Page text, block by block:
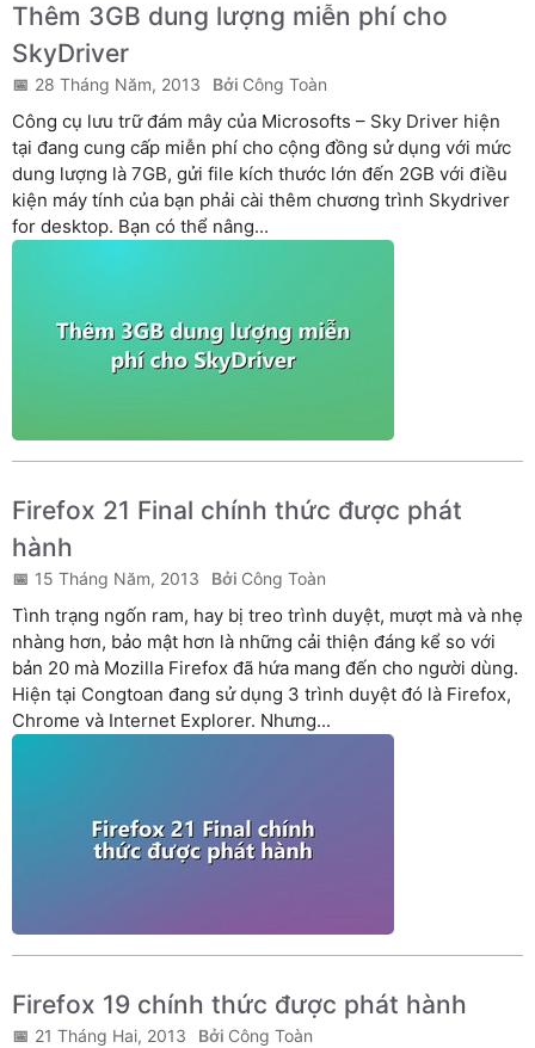
Thêm 3GB dung lượng miễn phí cho
SkyDriver
28 Tháng Năm, 2013 Công Toàn
Công cụ lưu trữ đám mây của Microsofts – Sky Driver hiện
tại đang cung cấp miễn phí cho cộng đồng sử dụng với mức
dung lượng là 7GB, gửi file kích thước lớn đến 2GB với điều
kiện máy tính của bạn phải cài thêm chương trình Skydriver
for desktop. Bạn có thể nâng...
Firefox 21 Final chính thức được phát
hành
15 Tháng Năm, 2013 Công Toàn
Tình trạng ngốn ram, hay bị treo trình duyệt, mượt mà và nhẹ
nhàng hơn, bảo mật hơn là những cải thiện đáng kể so với
bản 20 mà Mozilla Firefox đã hứa mang đến cho người dùng.
Hiện tại Congtoan đang sử dụng 3 trình duyệt đó là Firefox,
Chrome và Internet Explorer. Nhưng...
Firefox 19 chính thức được phát hành
21 Tháng Hai, 2013 Công Toàn